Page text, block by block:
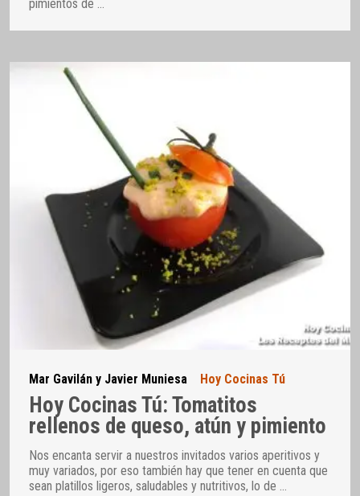
pimientos de …
Mar Gavilán y Javier Muniesa Hoy Cocinas Tú
Hoy Cocinas Tú: Tomatitos
rellenos de queso, atún y pimiento
Nos encanta servir a nuestros invitados varios aperitivos y
muy variados, por eso también hay que tener en cuenta que
sean platillos ligeros, saludables y nutritivos, lo de …